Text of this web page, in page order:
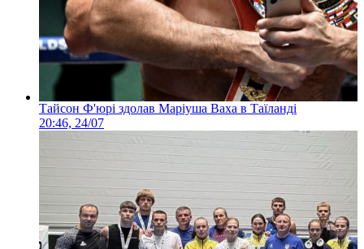
Тайсон Ф'юрі здолав Маріуша Ваха в Таїланді
20:46, 24/07